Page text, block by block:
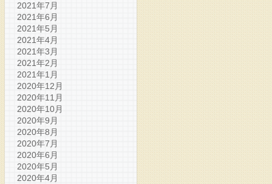
2021年7月
2021年6月
2021年5月
2021年4月
2021年3月
2021年2月
2021年1月
2020年12月
2020年11月
2020年10月
2020年9月
2020年8月
2020年7月
2020年6月
2020年5月
2020年4月